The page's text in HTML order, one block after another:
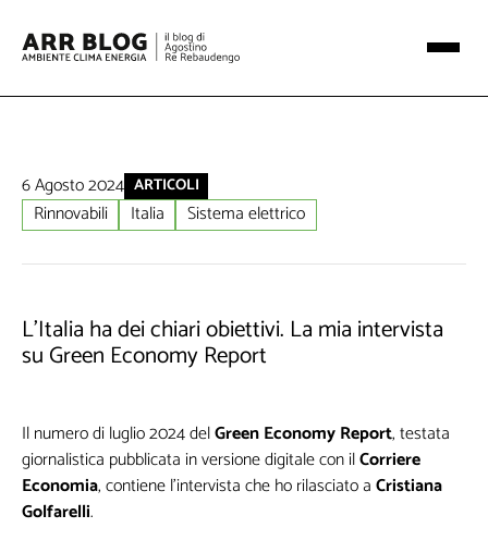
6 Agosto 2024 ARTICOLI
Rinnovabili Italia Sistema elettrico
L'Italia ha dei chiari obiettivi. La mia intervista
su Green Economy Report
Il numero di luglio 2024 delGreen Economy Report, testata
giornalistica pubblicata in versione digitale con ilCorriere
Economia, contiene l’intervista che ho rilasciato aCristiana
Golfarelli.